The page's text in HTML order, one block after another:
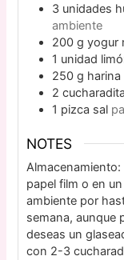
3 unidades
ambiente
200 g yogur
1 unidad
250 g
2
1 pizca sal
NOTES
papel film o en
ambiente por
semana, aunque
deseas un
con 2-3